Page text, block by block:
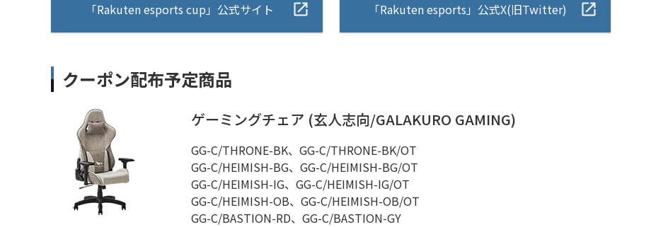
「Rakuten esports cup」公式サイト 「Rakuten esports」公式X(旧Twitter)
クーポン配布予定商品
ゲーミングチェア (玄人志向/GALAKURO GAMING)
GG-C/THRONE-BK、GG-C/THRONE-BK/OT
GG-C/HEIMISH-BG、GG-C/HEIMISH-BG/OT
GG-C/HEIMISH-IG、GG-C/HEIMISH-IG/OT
GG-C/HEIMISH-OB、GG-C/HEIMISH-OB/OT
GG-C/BASTION-RD、GG-C/BASTION-GY